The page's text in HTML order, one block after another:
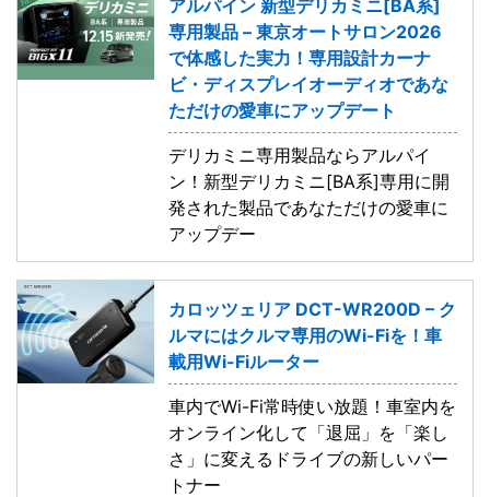
アルパイン 新型デリカミニ[BA系]
専用製品 – 東京オートサロン2026
で体感した実力！専用設計カーナ
ビ・ディスプレイオーディオであな
ただけの愛車にアップデート
デリカミニ専用製品ならアルパイ
ン！新型デリカミニ[BA系]専用に開
発された製品であなただけの愛車に
アップデー
カロッツェリア DCT-WR200D – ク
ルマにはクルマ専用のWi-Fiを！車
載用Wi-Fiルーター
車内でWi-Fi常時使い放題！車室内を
オンライン化して「退屈」を「楽し
さ」に変えるドライブの新しいパー
トナー